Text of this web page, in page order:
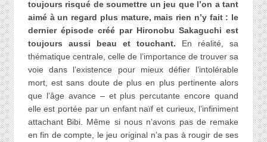
toujours risqué de soumettre un jeu que l’on a tant
aimé à un regard plus mature, mais rien n’y fait : le
dernier épisode créé par Hironobu Sakaguchi est
toujours aussi beau et touchant. En réalité, sa
thématique centrale, celle de l’importance de trouver sa
voie dans l’existence pour mieux défier l’intolérable
mort, est sans doute de plus en plus pertinente alors
que l’âge avance – et plus percutante encore quand
elle est portée par un enfant naïf et curieux, l’infiniment
attachant Bibi. Même si nous n’avons pas de remake
en fin de compte, le jeu original n’a pas à rougir de ses